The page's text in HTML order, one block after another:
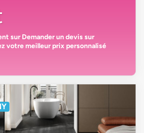
sur Demander un devissur
votremeilleur prix personnalisé